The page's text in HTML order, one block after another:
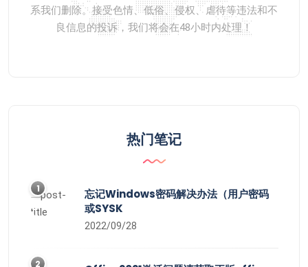
系我们删除。接受色情、低俗、侵权、虐待等违法和不
良信息的投诉，我们将会在48小时内处理！
热门笔记
1
忘记Windows密码解决办法（用户密码
或SYSK
2022/09/28
2